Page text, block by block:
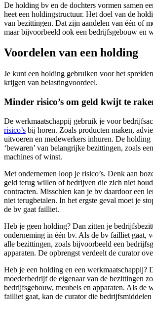
De holding bv en de dochters vormen samen
heet een holdingstructuur. Het doel van de
van bezittingen. Dat zijn aandelen van één of
maar bijvoorbeeld ook een bedrijfsgebouw en
Voordelen van een holding
Je kunt een holding gebruiken voor het
krijgen van belastingvoordeel.
Minder risico’s om geld kwijt te
De werkmaatschappij gebruik je voor
risico’s bij horen. Zoals producten maken,
uitvoeren en medewerkers inhuren. De
‘bewaren’ van belangrijke bezittingen, zoals
machines of winst.
Met ondernemen loop je risico’s. Denk aan
geld terug willen of bedrijven die zich niet
contracten. Misschien kan je bv daardoor een
niet terugbetalen. In het ergste geval moet je
de bv gaat failliet.
Heb je geen holding? Dan zitten je
onderneming in één bv. Als de bv failliet gaat,
alle bezittingen, zoals bijvoorbeeld een
apparaten. De opbrengst verdeelt de curator
Heb je een holding en een werkmaatschappij?
moederbedrijf de eigenaar van de bezittingen
bedrijfsgebouw, meubels en apparaten. Als de
failliet gaat, kan de curator die